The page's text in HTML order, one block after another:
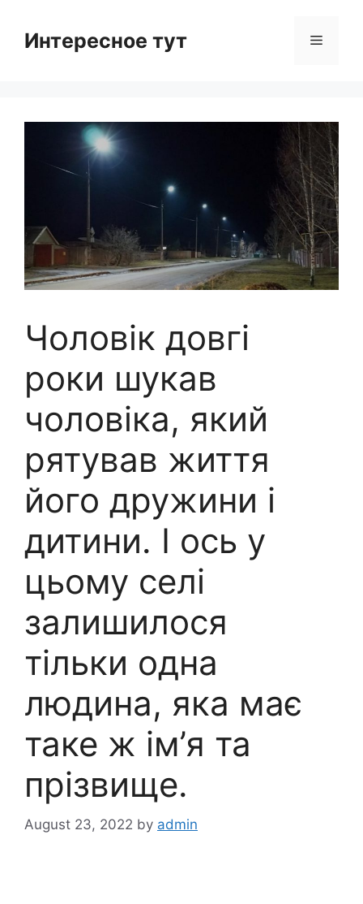
contentИнтересное тут Menu
Чоловік довгі
роки шукав
чоловіка, який
рятував життя
його дружини і
дитини. І ось у
цьому селі
залишилося
тільки одна
людина, яка має
таке ж ім’я та
прізвище.
August 23, 2022 by admin